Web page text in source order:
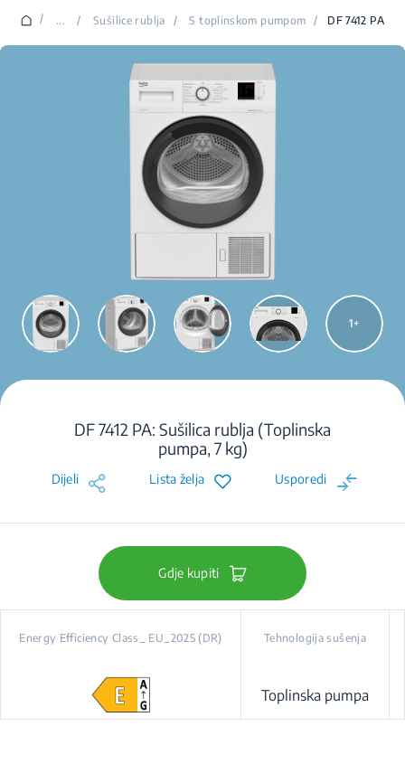
/ ... / Sušilice rublja / S toplinskom pumpom / DF 7412 PA
1
DF 7412 PA: Sušilica rublja (Toplinska
pumpa, 7 kg)
Dijeli Lista želja Usporedi
Gdje kupiti
Energy Efficiency Class_ EU_2025 (DR) Tehnologija sušenja
Toplinska pumpa